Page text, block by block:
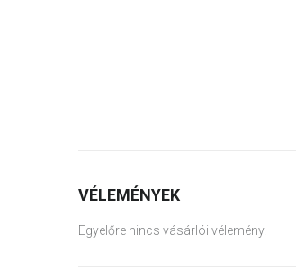
VÉLEMÉNYEK
Egyelőre nincs vásárlói vélemény.